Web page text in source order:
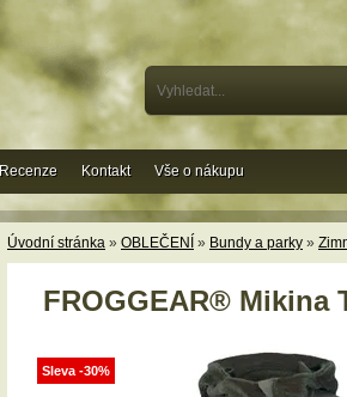
Úvodní stránka » OBLEČENÍ » Bundy a parky »
FROGGEAR® Mikina
Sleva -30%
Recenze Kontakt Vše o nákupu